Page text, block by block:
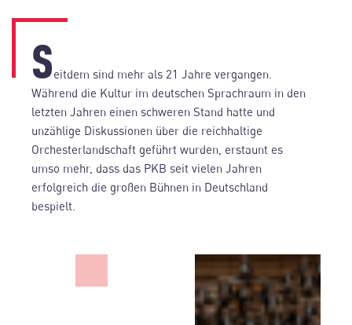
Seitdem sind mehr als 21 Jahre vergangen.
Während die Kultur im deutschen Sprachraum in den
letzten Jahren einen schweren Stand hatte und
unzählige Diskussionen über die reichhaltige
Orchesterlandschaft geführt wurden, erstaunt es
umso mehr, dass das PKB seit vielen Jahren
erfolgreich die großen Bühnen in Deutschland
bespielt.